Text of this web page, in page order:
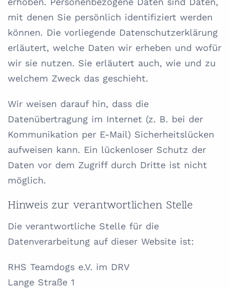
mit denen Sie persönlich identifiziert werden
können. Die vorliegende Datenschutzerklärung
erläutert, welche Daten wir erheben und wofür
wir sie nutzen. Sie erläutert auch, wie und zu
welchem Zweck das geschieht.
Wir weisen darauf hin, dass die
Datenübertragung im Internet (z. B. bei der
Kommunikation per E-Mail) Sicherheitslücken
aufweisen kann. Ein lückenloser Schutz der
Daten vor dem Zugriff durch Dritte ist nicht
möglich.
Hinweis zur verantwortlichen Stelle
Die verantwortliche Stelle für die
Datenverarbeitung auf dieser Website ist:
RHS Teamdogs e.V. im DRV
Lange Straße 1